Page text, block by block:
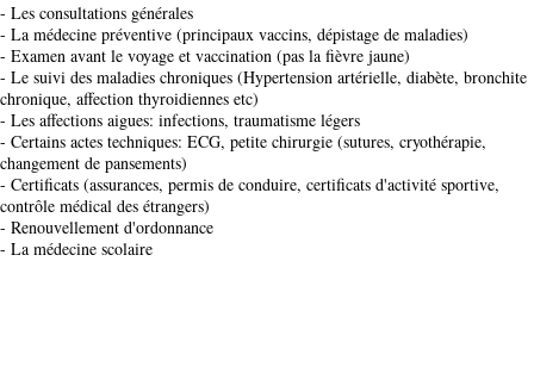
- Les consultations générales
- La médecine préventive (principaux vaccins, dépistage de maladies)
- Examen avant le voyage et vaccination (pas la fièvre jaune)
- Le suivi des maladies chroniques (Hypertension artérielle, diabète, bronchite
chronique, affection thyroidiennes etc)
- Les affections aigues: infections, traumatisme légers
- Certains actes techniques: ECG, petite chirurgie (sutures, cryothérapie,
changement de pansements)
- Certificats (assurances, permis de conduire, certificats d'activité sportive,
contrôle médical des étrangers)
- Renouvellement d'ordonnance
- La médecine scolaire